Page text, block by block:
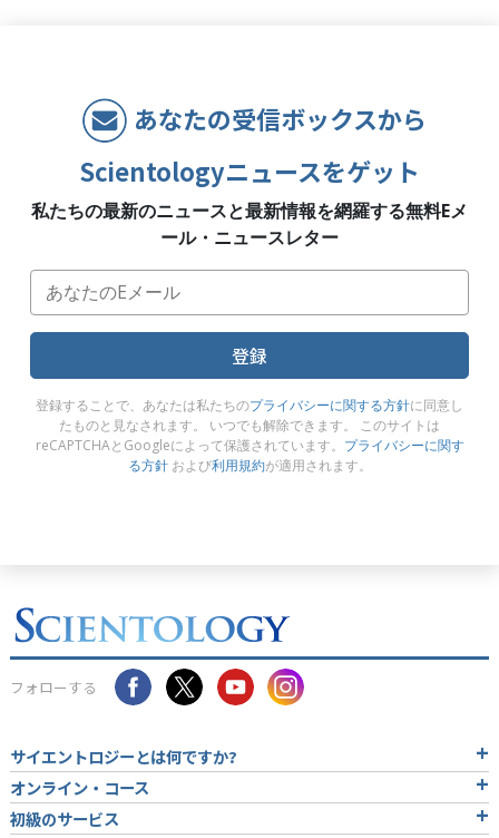
あなたの受信ボックスから
Scientologyニュースをゲット
私たちの最新のニュースと最新情報を網羅する無料Eメ
ール・ニュースレター
登録
登録することで、あなたは私たちのプライバシーに関する方針に同意し
たものと見なされます。 いつでも解除できます。 このサイトは
reCAPTCHAとGoogleによって保護されています。 プライバシーに関す
る方針 および利用規約が適用されます。
フォローする
サイエントロジーとは何ですか?
オンライン・コース
初級のサービス